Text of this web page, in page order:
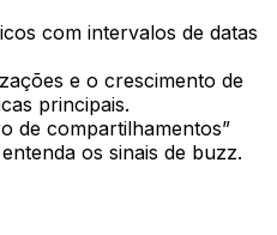
com intervalos de datas
e o crescimento de
principais.
de compartilhamentos”
os sinais de buzz.